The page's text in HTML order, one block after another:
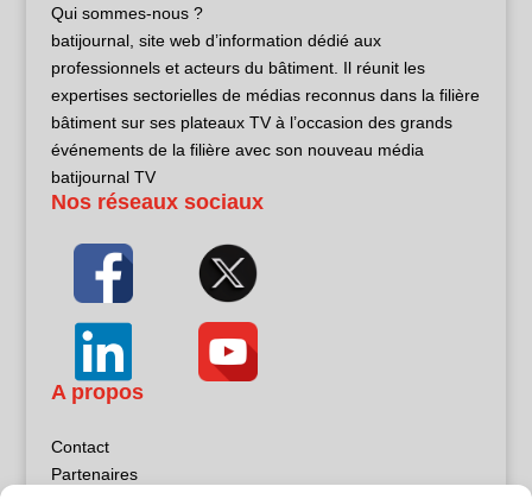
Qui sommes-nous ?
batijournal, site web d’information dédié aux
professionnels et acteurs du bâtiment. Il réunit les
expertises sectorielles de médias reconnus dans la filière
bâtiment sur ses plateaux TV à l’occasion des grands
événements de la filière avec son nouveau média
batijournal TV
Nos réseaux sociaux
A propos
Contact
Partenaires